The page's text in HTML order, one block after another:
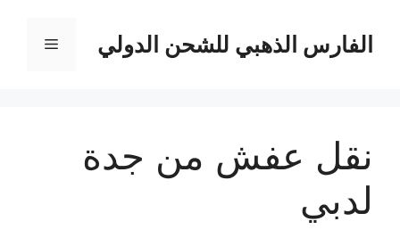
المحتوىالفارس الذهبي للشحن الدولي القائمة
نقل عفش من جدة
لدبي